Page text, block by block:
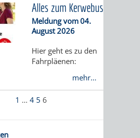
WEINBERGSTRASSE
UMWELTSCHUTZ
SCHOTTERGÄRTEN
ÖKOLOGISCHE
SANIERUNG/WAIDSEE
ABFALL
Alles zum Kerwebus
Meldung vom04.
August 2026
Hier geht es zu den
Fahrpläenen:
mehr...
1 … 4 5 6